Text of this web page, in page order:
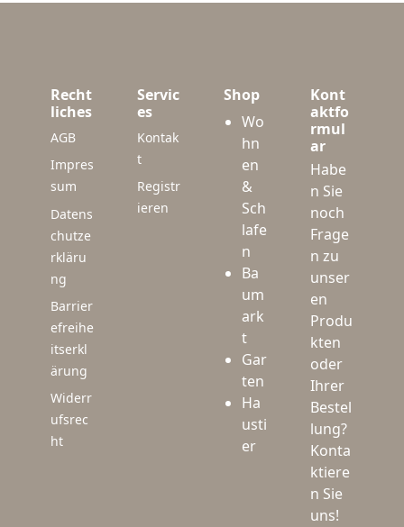
Recht
liches
AGB
Impres
sum
Datens
chutze
rkläru
ng
Barrier
efreihe
itserkl
ärung
Widerr
ufsrec
ht
Servic
es
Kontak
t
Registr
ieren
Shop
Wo
hn
en
&
Sch
lafe
n
Ba
um
ark
t
Gar
ten
Ha
usti
er
Kont
aktfo
rmul
ar
Habe
n Sie
noch
Frage
n zu
unser
en
Produ
kten
oder
Ihrer
Bestel
lung?
Konta
ktiere
n Sie
uns!